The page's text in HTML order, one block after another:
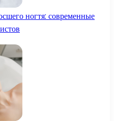
ногтя: современные